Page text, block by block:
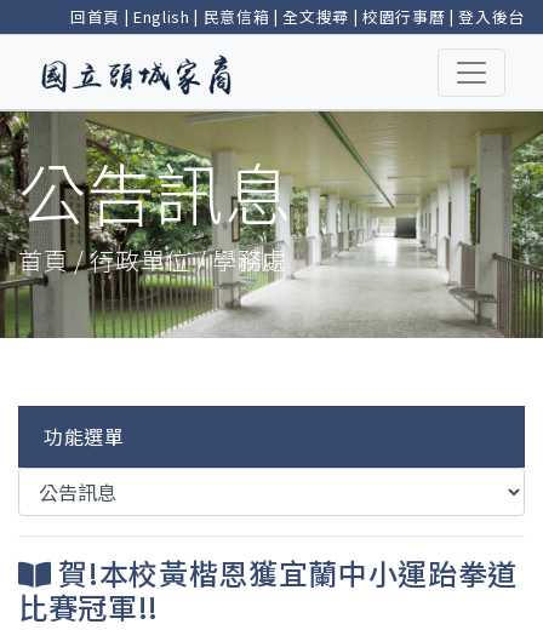
回首頁 | English | 民意信箱 |全文搜尋 | 校園行事曆 |登入後台
公告訊息
首頁 / 行政單位 / 學務處
功能選單
賀!本校黃楷恩獲宜蘭中小運跆拳道
比賽冠軍!!